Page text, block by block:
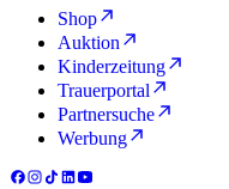
Shop
Auktion
Kinderzeitung
Trauerportal
Partnersuche
Werbung